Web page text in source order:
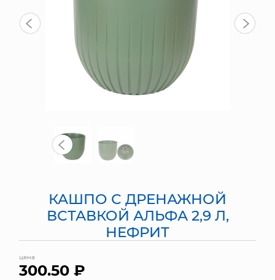
ПРЕДМЕТЫ ИНТЕРЬЕРА
КОРЗИНЫ
СУНДУКИ
ИСКУССТВЕННЫЕ ЦВЕТЫ
КАШПО С ДРЕНАЖНОЙ
ВСТАВКОЙ АЛЬФА 2,9 Л,
НЕФРИТ
цена
300.50 ₽